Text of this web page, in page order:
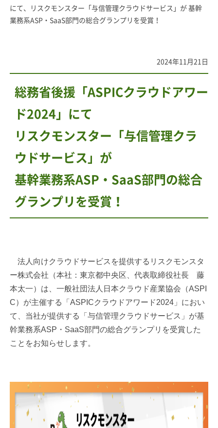
にて、リスクモンスター「与信管理クラウドサービス」が 基幹
業務系ASP・SaaS部門の総合グランプリを受賞！
2024年11月21日
総務省後援「ASPICクラウドアワー
ド2024」にて
リスクモンスター「与信管理クラ
ウドサービス」が
基幹業務系ASP・SaaS部門の総合
グランプリを受賞！
法人向けクラウドサービスを提供するリスクモンスタ
ー株式会社（本社：東京都中央区、代表取締役社長 藤
本太一）は、一般社団法人日本クラウド産業協会（ASPI
C）が主催する「ASPICクラウドアワード2024」におい
て、当社が提供する「与信管理クラウドサービス」が基
幹業務系ASP・SaaS部門の総合グランプリを受賞した
ことをお知らせします。